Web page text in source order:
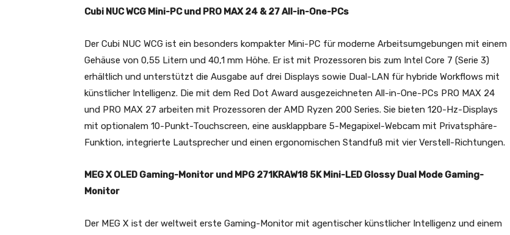
Cubi NUC WCG Mini-PC und PRO MAX 24 & 27 All-in-One-PCs
Der Cubi NUC WCG ist ein besonders kompakter Mini-PC für moderne Arbeitsumgebungen mit einem
Gehäuse von 0,55 Litern und 40,1 mm Höhe. Er ist mit Prozessoren bis zum Intel Core 7 (Serie 3)
erhältlich und unterstützt die Ausgabe auf drei Displays sowie Dual-LAN für hybride Workflows mit
künstlicher Intelligenz. Die mit dem Red Dot Award ausgezeichneten All-in-One-PCs PRO MAX 24
und PRO MAX 27 arbeiten mit Prozessoren der AMD Ryzen 200 Series. Sie bieten 120-Hz-Displays
mit optionalem 10-Punkt-Touchscreen, eine ausklappbare 5-Megapixel-Webcam mit Privatsphäre-
Funktion, integrierte Lautsprecher und einen ergonomischen Standfuß mit vier Verstell-Richtungen.
MEG X OLED Gaming-Monitor und MPG 271KRAW18 5K Mini-LED Glossy Dual Mode Gaming-
Monitor
Der MEG X ist der weltweit erste Gaming-Monitor mit agentischer künstlicher Intelligenz und einem